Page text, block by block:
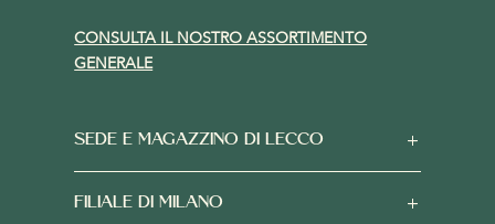
CONSULTA IL NOSTRO ASSORTIMENTO
GENERALE
SEDE E MAGAZZINO DI LECCO
FILIALE DI MILANO